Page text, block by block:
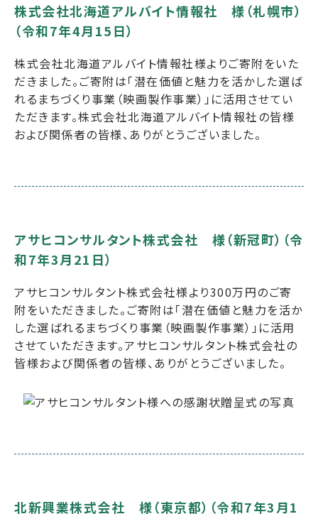
株式会社北海道アルバイト情報社 様（札幌市）
（令和7年4月15日）
株式会社北海道アルバイト情報社様よりご寄附をいた
だきました。ご寄附は「潜在価値と魅力を活かした選ば
れるまちづくり事業（映画製作事業）」に活用させてい
ただきます。株式会社北海道アルバイト情報社の皆様
および関係者の皆様、ありがとうございました。
アサヒコンサルタント株式会社 様（新冠町）（令
和7年3月21日）
アサヒコンサルタント株式会社様より300万円のご寄
附をいただきました。ご寄附は「潜在価値と魅力を活か
した選ばれるまちづくり事業（映画製作事業）」に活用
させていただきます。アサヒコンサルタント株式会社の
皆様および関係者の皆様、ありがとうございました。
北新興業株式会社 様（東京都）（令和7年3月1